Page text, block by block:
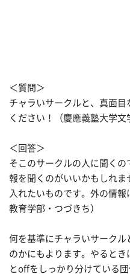
＜質問＞
チャラいサークルと、真面
ください！（慶應義塾大学文
＜回答＞
そこのサークルの人に聞く
報を聞くのがいいかもしれま
入れたいものです。外の情
教育学部・つづきち）
何を基準にチャラいサークル
のかにもよります。やると
とoffをしっかり分けている